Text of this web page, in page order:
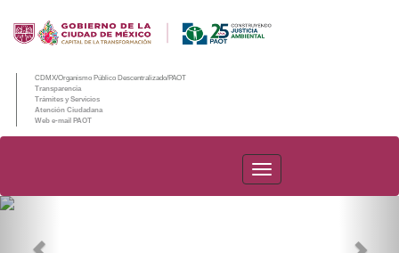
CDMX/Organismo Público Descentralizado/PAOT
Transparencia
Trámites y Servicios
Atención Ciudadana
Web e-mail PAOT
PAOT